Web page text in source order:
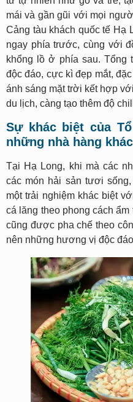
mái và gần gũi với mọi
Cảng tàu khách quốc tế Hạ
ngay phía trước, cùng với
khổng lồ ở phía sau. Tổng
độc đáo, cực kì đẹp mắt,
ánh sáng mặt trời kết hợp
du lịch, càng tạo thêm độ
Sự khác biệt của
những nhà hàng
Tại Hạ Long, khi mà các
các món hải sản tươi
một trải nghiệm khác biệt
cá lăng theo phong cách
cũng được pha chế theo
nên những hương vị độc